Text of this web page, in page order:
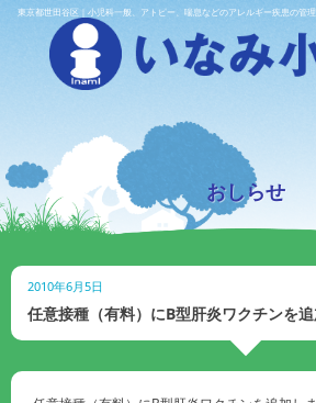
Skip東京都世田谷区｜小児科一般、アトピー、喘息などのアレルギー疾患の管
おしらせ
2010年6月5日
任意接種（有料）にB型肝炎ワクチンを